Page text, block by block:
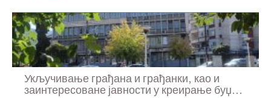
Укључивање грађана и грађанки, као и
заинтересоване јавности у креирање буџ...